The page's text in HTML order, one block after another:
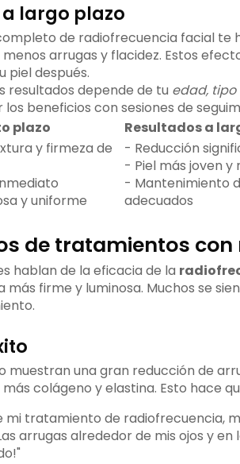
largo plazo
de radiofrecuencia facial te
arrugas y flacidez. Estos
piel después.
resultados depende de tu edad, tipo
beneficios con sesiones de
plazo
Resultados a
y firmeza de
y uniforme
- Reducción
- Piel más joven y
- Mantenimiento
adecuados
de tratamientos
hablan de la eficacia de la
más firme y luminosa. Muchos se
muestran una gran reducción de
colágeno y elastina. Esto hace
mi tratamiento de radiofrecuencia,
arrugas alrededor de mis ojos y